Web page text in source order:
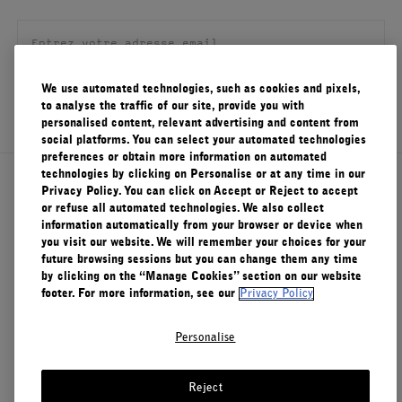
Compte
Panier(0)
À propos de Le Labo
Service clients
Visitez nos points de vente
S'ENREGISTRER
We use automated technologies, such as cookies and pixels,
to analyse the traffic of our site, provide you with
personalised content, relevant advertising and content from
social platforms. You can select your automated technologies
preferences or obtain more information on automated
technologies by clicking on Personalise or at any time in our
Privacy Policy. You can click on Accept or Reject to accept
or refuse all automated technologies. We also collect
information automatically from your browser or device when
you visit our website. We will remember your choices for your
future browsing sessions but you can change them any time
by clicking on the “Manage Cookies” section on our website
footer. For more information, see our
Privacy Policy
Personalise
Reject